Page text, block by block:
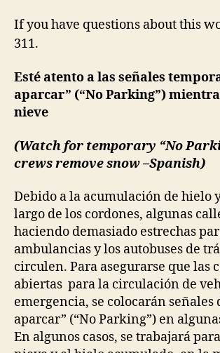
If you have questions about this
311.
Esté atento a las señales
aparcar” (“No Parking”)
nieve
(Watch for temporary “No
crews remove snow –Spanish)
Debido a la acumulación de hielo
largo de los cordones, algunas
haciendo demasiado estrechas
ambulancias y los autobuses de
circulen. Para asegurarse que las
abiertas para la circulación de
emergencia, se colocarán señales
aparcar” (“No Parking”) en
En algunos casos, se trabajará